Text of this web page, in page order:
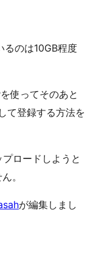
のは10GB程度
使ってそのあと
て登録する方法を
ロードしようと
。
が編集しまし